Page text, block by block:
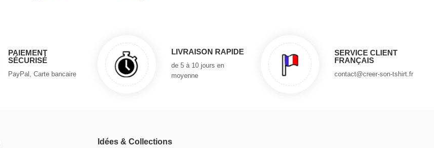
PAIEMENT
SÉCURISÉ
PayPal, Carte bancaire
LIVRAISON RAPIDE
de 5 à 10 jours en
moyenne
SERVICE CLIENT
FRANÇAIS
contact@creer-son-tshirt.fr
Idées & Collections